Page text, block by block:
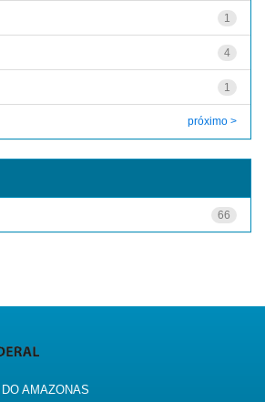
1
4
1
próximo >
66
AMAZONAS